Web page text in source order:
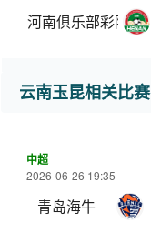
河南俱乐部彩陶坊
云南玉昆相关比赛
中超
2026-06-26 19:35
青岛海牛